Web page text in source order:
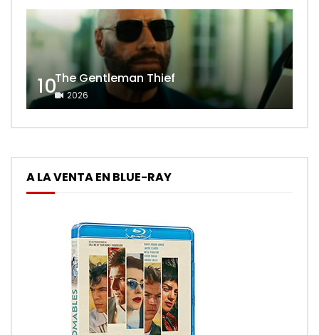
10The Gentleman Thief
2026
A LA VENTA EN BLUE-RAY